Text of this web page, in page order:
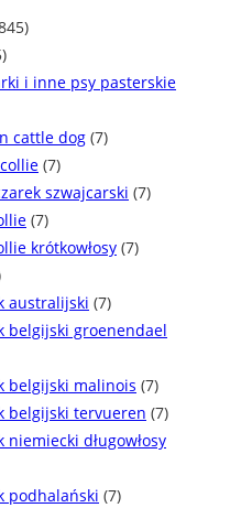
i inne psy pasterskie
cattle dog (7)
(7)
szwajcarski (7)
(7)
krótkowłosy (7)
australijski (7)
belgijski groenendael
belgijski malinois (7)
belgijski tervueren (7)
niemiecki długowłosy
podhalański (7)